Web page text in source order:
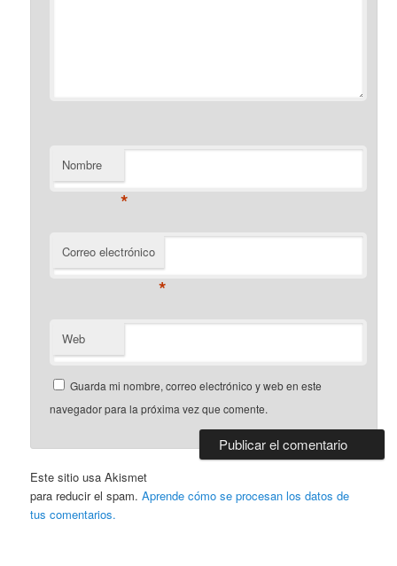
Nombre
*
Correo electrónico
*
Web
Guarda mi nombre, correo electrónico y web en este
navegador para la próxima vez que comente.
Este sitio usa Akismet
para reducir el spam.Aprende cómo se procesan los datos de
tus comentarios.